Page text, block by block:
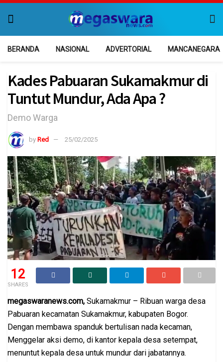
BERANDA NASIONAL ADVERTORIAL MANCANEGARA
Kades Pabuaran Sukamakmur di
Tuntut Mundur, Ada Apa ?
Demo Warga
by Red 25/02/2025
12
SHARES
megaswaranews.com, Sukamakmur – Ribuan warga desa
Pabuaran kecamatan Sukamakmur, kabupaten Bogor.
Dengan membawa spanduk bertulisan nada kecaman,
Menggelar aksi demo, di kantor kepala desa setempat,
menuntut kepala desa untuk mundur dari jabatannya.